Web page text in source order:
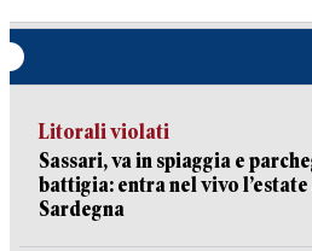
Litorali violati
Sassari, va in spiaggia e
battigia: entra nel vivo
Sardegna